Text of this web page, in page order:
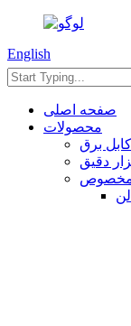
English
صفحه اصلی
محصولات
کابل برق
دقیق
مخصوص